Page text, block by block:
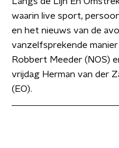
waarin live sport,
en het nieuws van de
vanzelfsprekende
Robbert Meeder (NOS)
vrijdag Herman van der
(EO).